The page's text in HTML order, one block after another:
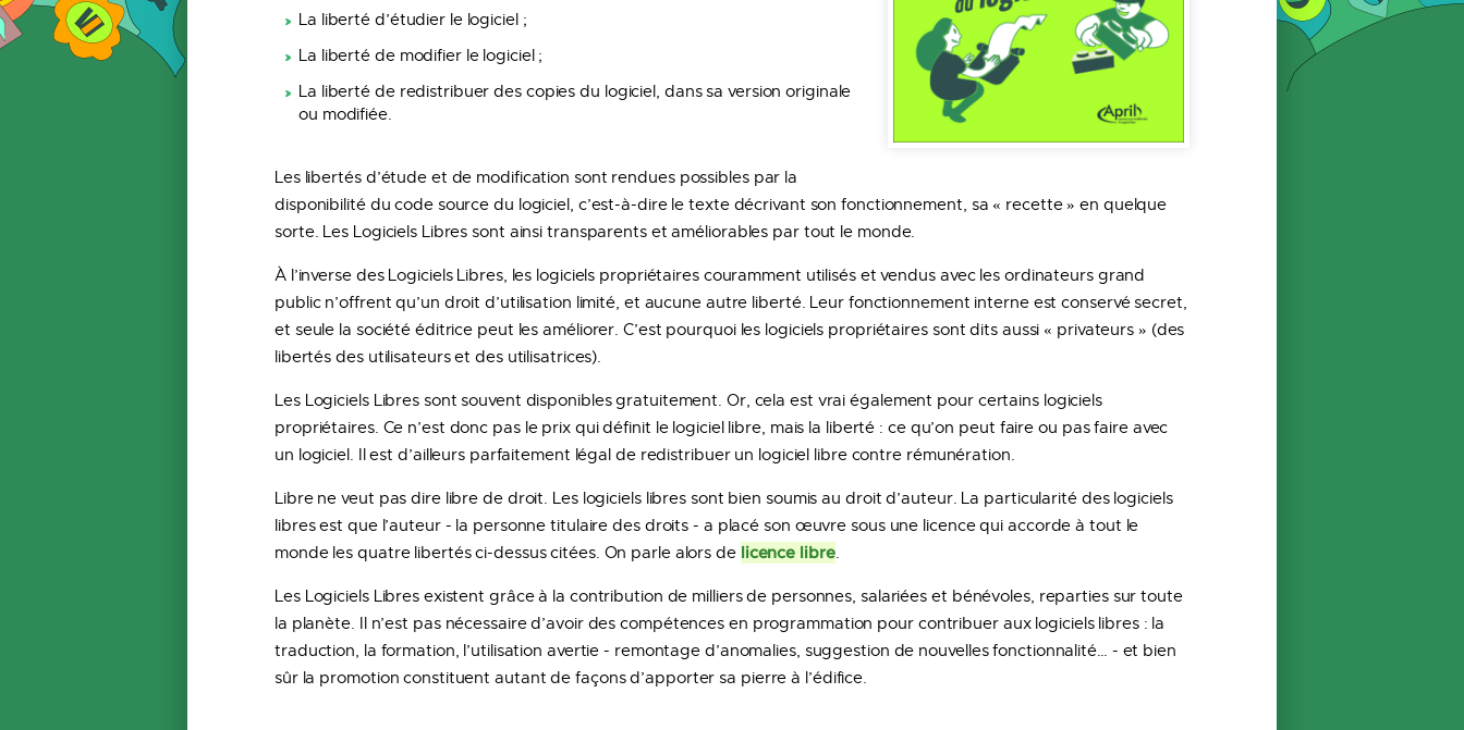
La liberté d’étudier le logiciel ;
La liberté de modifier le logiciel ;
La liberté de redistribuer des copies du logiciel, dans sa version originale
ou modifiée.
Les libertés d’étude et de modification sont rendues possibles par la
disponibilité du code source du logiciel, c’est-à-dire le texte décrivant son fonctionnement, sa « recette » en quelque
sorte. Les Logiciels Libres sont ainsi transparents et améliorables par tout le monde.
À l’inverse des Logiciels Libres, les logiciels propriétaires couramment utilisés et vendus avec les ordinateurs grand
public n’offrent qu’un droit d’utilisation limité, et aucune autre liberté. Leur fonctionnement interne est conservé secret,
et seule la société éditrice peut les améliorer. C’est pourquoi les logiciels propriétaires sont dits aussi « privateurs » (des
libertés des utilisateurs et des utilisatrices).
Les Logiciels Libres sont souvent disponibles gratuitement. Or, cela est vrai également pour certains logiciels
propriétaires. Ce n’est donc pas le prix qui définit le logiciel libre, mais la liberté : ce qu’on peut faire ou pas faire avec
un logiciel. Il est d’ailleurs parfaitement légal de redistribuer un logiciel libre contre rémunération.
Libre ne veut pas dire libre de droit. Les logiciels libres sont bien soumis au droit d’auteur. La particularité des logiciels
libres est que l’auteur - la personne titulaire des droits - a placé son œuvre sous une licence qui accorde à tout le
monde les quatre libertés ci-dessus citées. On parle alors de licence libre.
Les Logiciels Libres existent grâce à la contribution de milliers de personnes, salariées et bénévoles, reparties sur toute
la planète. Il n’est pas nécessaire d’avoir des compétences en programmation pour contribuer aux logiciels libres : la
traduction, la formation, l’utilisation avertie - remontage d’anomalies, suggestion de nouvelles fonctionnalité… - et bien
sûr la promotion constituent autant de façons d’apporter sa pierre à l’édifice.